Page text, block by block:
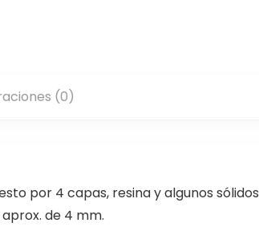
(0)
por 4 capas, resina y algunos sólidos
de 4 mm.